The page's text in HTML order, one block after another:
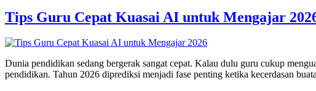
Tips Guru Cepat Kuasai AI untuk Mengajar
Dunia pendidikan sedang bergerak sangat cepat. Kalau dulu guru cukup
pendidikan. Tahun 2026 diprediksi menjadi fase penting ketika kecerdasan